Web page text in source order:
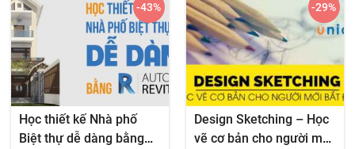
Học thiết kế Nhà phố
Biệt thự dễ dàng bằng
-43%
Design Sketching – Học
vẽ cơ bản cho người mới
-29%